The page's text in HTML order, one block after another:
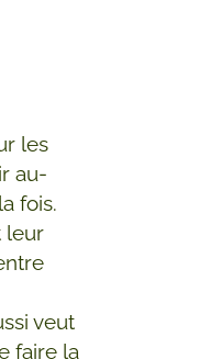
les
au-
fois.
leur
veut
faire la